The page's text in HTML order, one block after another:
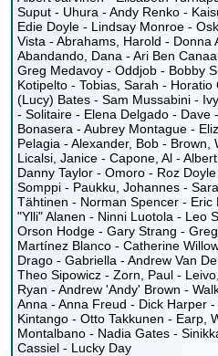
Suput - Uhura - Andy Renko -
Edie Doyle - Lindsay Monroe -
Vista - Abrahams, Harold - Donna
Abandando, Dana - Ari Ben
Greg Medavoy - Oddjob - Bobby
Kotipelto - Tobias, Sarah -
(Lucy) Bates - Sam Mussabini -
- Solitaire - Elena Delgado - Dave
Bonasera - Aubrey Montague -
Pelagia - Alexander, Bob - Brown,
Licalsi, Janice - Capone, Al -
Danny Taylor - Omoro - Roz
Somppi - Paukku, Johannes -
Tähtinen - Norman Spencer - Eric
"Ylli" Alanen - Ninni Luotola - Leo
Orson Hodge - Gary Strang -
Martínez Blanco - Catherine
Drago - Gabriella - Andrew Van
Theo Sipowicz - Zorn, Paul -
Ryan - Andrew 'Andy' Brown -
Anna - Anna Freud - Dick Harper
Kintango - Otto Takkunen - Earp,
Montalbano - Nadia Gates -
Cassiel - Lucky Day